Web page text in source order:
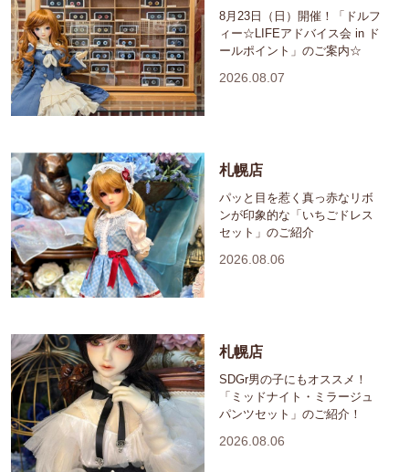
8月23日（日）開催！「ドルフ
ィー☆LIFEアドバイス会 in ド
ールポイント」のご案内☆
2026.08.07
札幌店
パッと目を惹く真っ赤なリボ
ンが印象的な「いちごドレス
セット」のご紹介
2026.08.06
札幌店
SDGr男の子にもオススメ！
「ミッドナイト・ミラージュ
パンツセット」のご紹介！
2026.08.06